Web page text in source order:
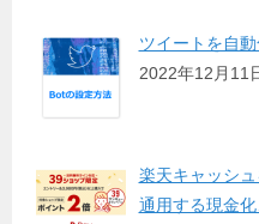
ツイートを自
2022年12月11
楽天キャッシ
通用する現金